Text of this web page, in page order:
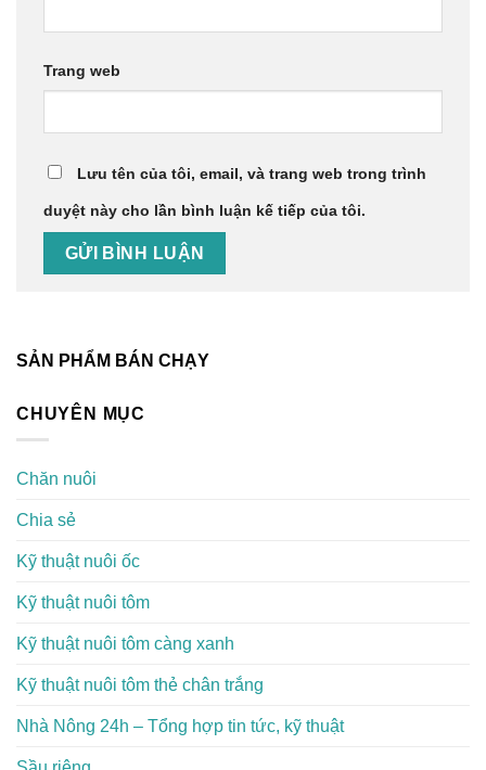
Trang web
Lưu tên của tôi, email, và trang web trong trình
duyệt này cho lần bình luận kế tiếp của tôi.
SẢN PHẨM BÁN CHẠY
CHUYÊN MỤC
Chăn nuôi
Chia sẻ
Kỹ thuật nuôi ốc
Kỹ thuật nuôi tôm
Kỹ thuật nuôi tôm càng xanh
Kỹ thuật nuôi tôm thẻ chân trắng
Nhà Nông 24h – Tổng hợp tin tức, kỹ thuật